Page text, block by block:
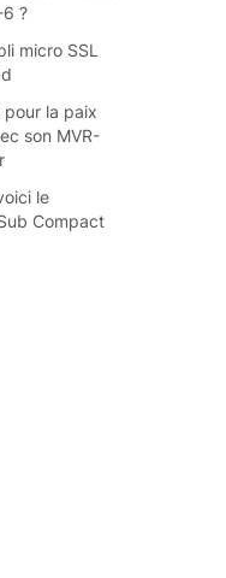
?
micro SSL
la paix
son MVR-
le
Compact